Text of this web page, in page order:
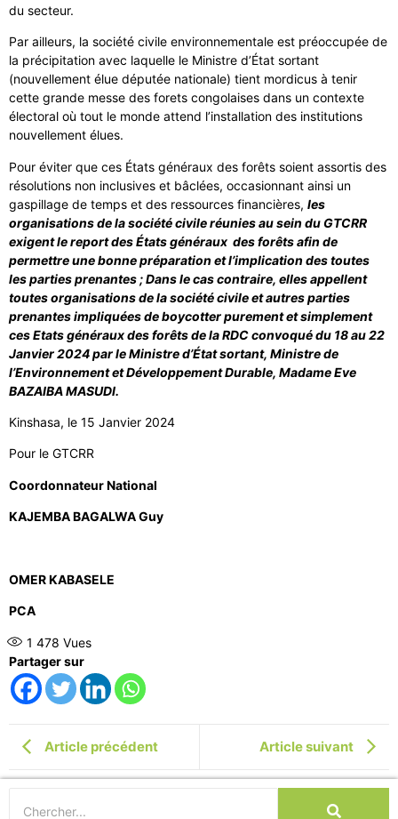
du secteur.
Par ailleurs, la société civile environnementale est préoccupée de
la précipitation avec laquelle le Ministre d’État sortant
(nouvellement élue députée nationale) tient mordicus à tenir
cette grande messe des forets congolaises dans un contexte
électoral où tout le monde attend l’installation des institutions
nouvellement élues.
Pour éviter que ces États généraux des forêts soient assortis des
résolutions non inclusives et bâclées, occasionnant ainsi un
gaspillage de temps et des ressources financières, les
organisations de la société civile réunies au sein du GTCRR
exigent le report des États généraux des forêts afin de
permettre une bonne préparation et l’implication des toutes
les parties prenantes ; Dans le cas contraire, elles appellent
toutes organisations de la société civile et autres parties
prenantes impliquées de boycotter purement et simplement
ces Etats généraux des forêts de la RDC convoqué du 18 au 22
Janvier 2024 par le Ministre d’État sortant, Ministre de
l’Environnement et Développement Durable, Madame Eve
BAZAIBA MASUDI.
Kinshasa, le 15 Janvier 2024
Pour le GTCRR
Coordonnateur National
KAJEMBA BAGALWA Guy
OMER KABASELE
PCA
1 478 Vues
Partager sur
Article précédent Article suivant